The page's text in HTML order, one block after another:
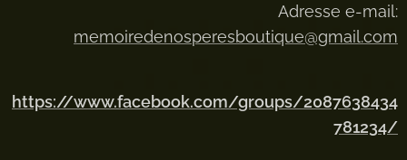
Adresse e-mail:
memoiredenosperesboutique@gmail.com
https://www.facebook.com/groups/2087638434
781234/